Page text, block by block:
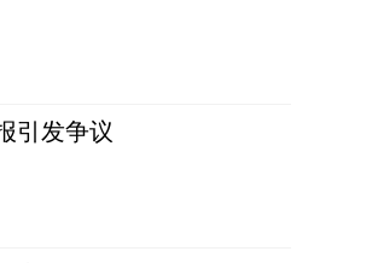
引发争议